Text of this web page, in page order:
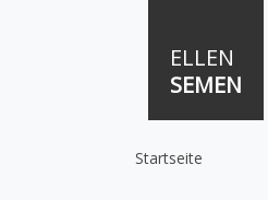
ELLEN
SEMEN
Startseite